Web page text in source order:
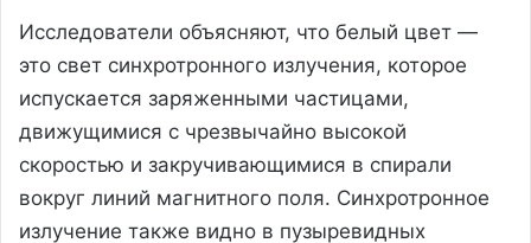
Исследователи объясняют, что белый цвет —
это свет синхротронного излучения, которое
испускается заряженными частицами,
движущимися с чрезвычайно высокой
скоростью и закручивающимися в спирали
вокруг линий магнитного поля. Синхротронное
излучение также видно в пузыревидных